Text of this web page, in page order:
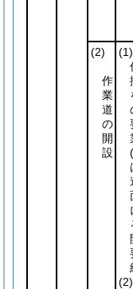
(2)
作
業
道
の
開
設
(1)
(2)